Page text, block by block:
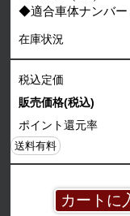
◆適合車体ナンバー
在庫状況
税込定価
販売価格(税込)
ポイント還元率
送料有料